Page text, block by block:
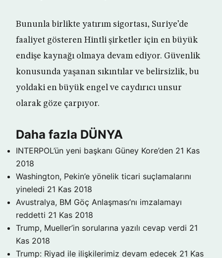
Bununla birlikte yatırım sigortası, Suriye’de
faaliyet gösteren Hintli şirketler için en büyük
endişe kaynağı olmaya devam ediyor. Güvenlik
konusunda yaşanan sıkıntılar ve belirsizlik, bu
yoldaki en büyük engel ve caydırıcı unsur
olarak göze çarpıyor.
Daha fazla DÜNYA
INTERPOL’ün yeni başkanı Güney Kore’den 21 Kas
2018
Washington, Pekin’e yönelik ticari suçlamalarını
yineledi 21 Kas 2018
Avustralya, BM Göç Anlaşması’nı imzalamayı
reddetti 21 Kas 2018
Trump, Mueller’in sorularına yazılı cevap verdi 21
Kas 2018
Trump: Riyad ile ilişkilerimiz devam edecek 21 Kas